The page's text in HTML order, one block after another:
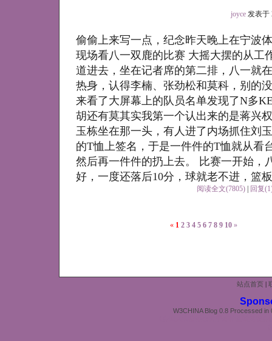
joyce 发表于
偷偷上来写一点，纪念昨天晚上在宁波
现场看八一双鹿的比赛 大摇大摆的从工
道进去，坐在记者席的第二排，八一就
热身，认得李楠、张劲松和莫科，别的
来看了大屏幕上的队员名单发现了N多
胡还有莫其实我第一个认出来的是蒋兴
玉栋坐在那一头，有人进了内场抓住刘
的T恤上签名，于是一件件的T恤就从看
然后再一件件的扔上去。 比赛一开始，
好，一度还落后10分，球就老不进，篮板
阅读全文(7805) 回复
« 1 2 3 4 5 6 7 8 9 10 »
站点首页 |
W3CHINA Blog 0.8 Processed